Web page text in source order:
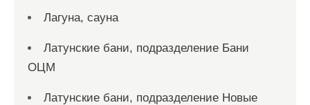
Лагуна, сауна
Латунские бани, подразделение Бани
ОЦМ
Латунские бани, подразделение Новые